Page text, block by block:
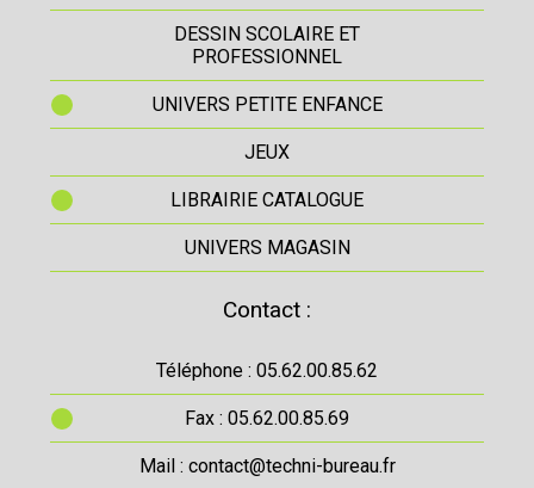
DESSIN SCOLAIRE ET
PROFESSIONNEL
UNIVERS PETITE ENFANCE
JEUX
LIBRAIRIE CATALOGUE
UNIVERS MAGASIN
Contact :
Téléphone : 05.62.00.85.62
Fax : 05.62.00.85.69
Mail : contact@techni-bureau.fr